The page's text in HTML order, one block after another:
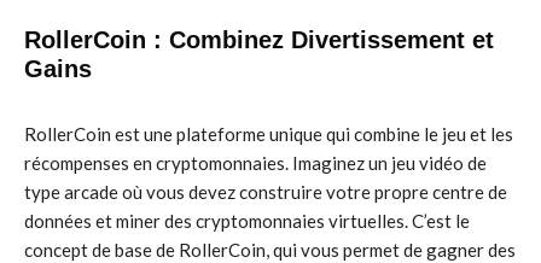
RollerCoin : Combinez Divertissement et
Gains
RollerCoin est une plateforme unique qui combine le jeu et les
récompenses en cryptomonnaies. Imaginez un jeu vidéo de
type arcade où vous devez construire votre propre centre de
données et miner des cryptomonnaies virtuelles. C’est le
concept de base de RollerCoin, qui vous permet de gagner des